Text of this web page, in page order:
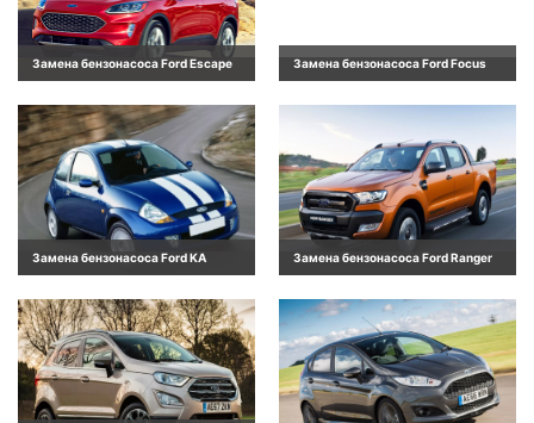
Замена бензонасоса Ford Escape Замена бензонасоса Ford Focus
Замена бензонасоса Ford KA Замена бензонасоса Ford Ranger